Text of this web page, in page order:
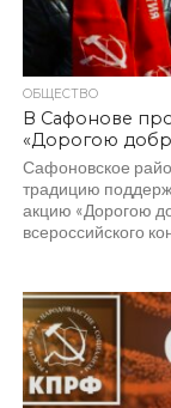
ОБЩЕСТВО
В Сафонове
«Дорогою
Сафоновское
традицию
акцию «Дорогою
всероссийского